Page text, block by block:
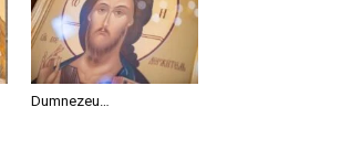
Dumnezeu…